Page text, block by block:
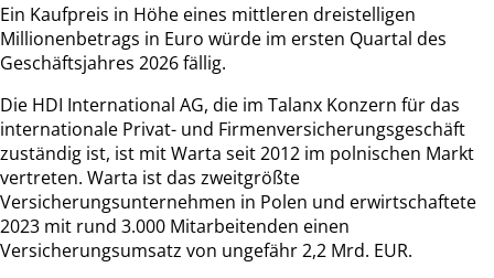
Ein Kaufpreis in Höhe eines mittleren dreistelligen
Millionenbetrags in Euro würde im ersten Quartal des
Geschäftsjahres 2026 fällig.
Die HDI International AG, die im Talanx Konzern für das
internationale Privat- und Firmenversicherungsgeschäft
zuständig ist, ist mit Warta seit 2012 im polnischen Markt
vertreten. Warta ist das zweitgrößte
Versicherungsunternehmen in Polen und erwirtschaftete
2023 mit rund 3.000 Mitarbeitenden einen
Versicherungsumsatz von ungefähr 2,2 Mrd. EUR.